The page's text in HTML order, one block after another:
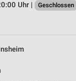
Uhr |
Geschlossen